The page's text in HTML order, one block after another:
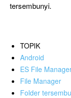
tersembunyi.
TOPIK
Android
ES File
File Manager
Folder